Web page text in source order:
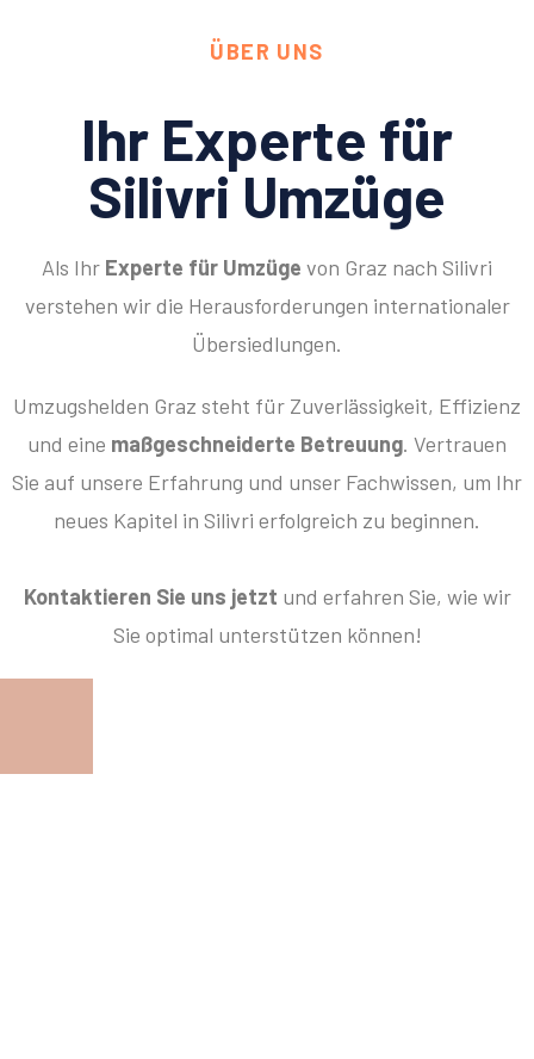
ÜBER UNS
Ihr Experte für
Silivri Umzüge
Als Ihr Experte für Umzüge von Graz nach Silivri
verstehen wir die Herausforderungen internationaler
Übersiedlungen.
Umzugshelden Graz steht für Zuverlässigkeit, Effizienz
und eine maßgeschneiderte Betreuung. Vertrauen
Sie auf unsere Erfahrung und unser Fachwissen, um Ihr
neues Kapitel in Silivri erfolgreich zu beginnen.
Kontaktieren Sie uns jetzt und erfahren Sie, wie wir
Sie optimal unterstützen können!